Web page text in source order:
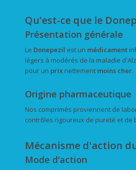
Qu'est-ce que le
Présentation générale
Le Donepezil est un médicament
légers à modérés de la maladie
pour un prix nettement moins cher.
Origine pharmaceutique
Nos comprimés proviennent de
contrôles rigoureux de pureté et
Mécanisme d'action
Mode d'action